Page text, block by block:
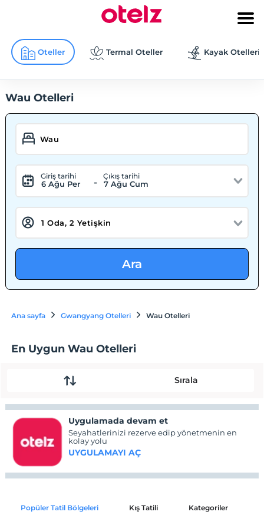
Oteller Termal Oteller Kayak Otelleri
Wau Otelleri
Giriş tarihi
6 Ağu Per -
Çıkış tarihi
7 Ağu Cum
Ara
Ana sayfa Gwangyang Otelleri Wau Otelleri
En Uygun Wau Otelleri
Sırala
Uygulamada devam et
Seyahatlerinizi rezerve edip yönetmenin en
kolay yolu
UYGULAMAYI AÇ
Popüler Tatil Bölgeleri Kış Tatili Kategoriler